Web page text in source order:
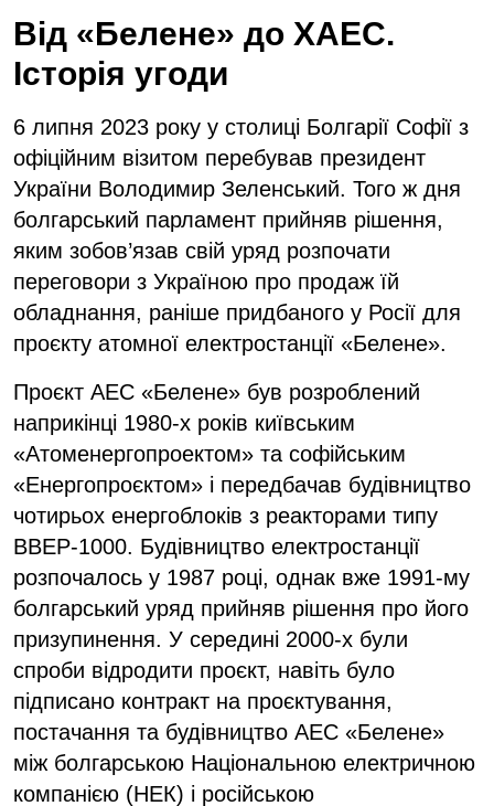
Від «Белене» до ХАЕС.
Історія угоди
6 липня 2023 року у столиці Болгарії Софії з
офіційним візитом перебував президент
України Володимир Зеленський. Того ж дня
болгарський парламент прийняв рішення,
яким зобов’язав свій уряд розпочати
переговори з Україною про продаж їй
обладнання, раніше придбаного у Росії для
проєкту атомної електростанції «Белене».
Проєкт АЕС «Белене» був розроблений
наприкінці 1980-х років київським
«Атоменергопроектом» та софійським
«Енергопроєктом» і передбачав будівництво
чотирьох енергоблоків з реакторами типу
ВВЕР-1000. Будівництво електростанції
розпочалось у 1987 році, однак вже 1991-му
болгарський уряд прийняв рішення про його
призупинення. У середині 2000-х були
спроби відродити проєкт, навіть було
підписано контракт на проєктування,
постачання та будівництво АЕС «Белене»
між болгарською Національною електричною
компанією (НЕК) і російською